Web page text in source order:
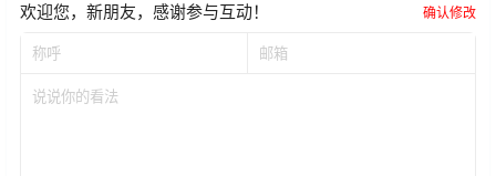
欢迎您，新朋友，感谢参与互动！ 确认修改